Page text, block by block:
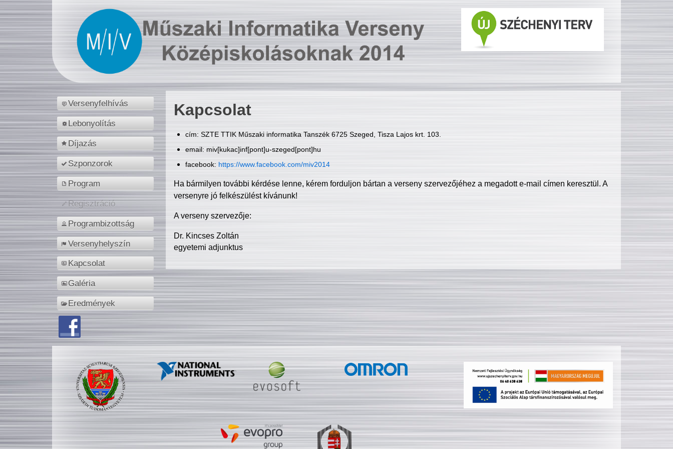
Versenyfelhívás
Lebonyolítás
Díjazás
Szponzorok
Program
Regisztráció
Programbizottság
Versenyhelyszín
Kapcsolat
Galéria
Eredmények
Kapcsolat
cím: SZTE TTIK Műszaki informatika Tanszék 6725 Szeged, Tisza Lajos krt. 103.
email: miv[kukac]inf[pont]u-szeged[pont]hu
facebook: https://www.facebook.com/miv2014
Ha bármilyen további kérdése lenne, kérem forduljon bártan a verseny szervezőjéhez a megadott e-mail címen keresztül. A
versenyre jó felkészülést kívánunk!
A verseny szervezője:
Dr. Kincses Zoltán
egyetemi adjunktus